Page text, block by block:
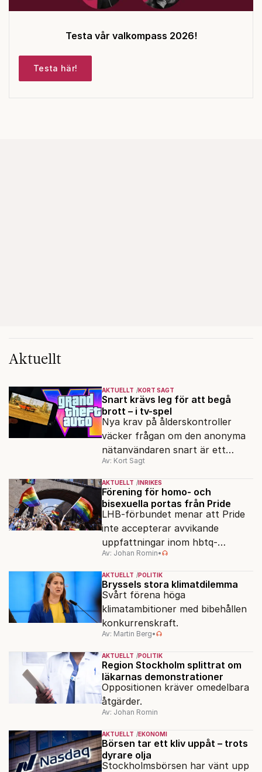
Testa vår valkompass 2026!
Testa här!
Aktuellt
AKTUELLT KORT SAGT
Snart krävs leg för att begå
brott – i tv-spel
Nya krav på ålderskontroller
väcker frågan om den anonyma
nätanvändaren snart är ett
minne blott.
Av: Kort Sagt
AKTUELLT INRIKES
Förening för homo- och
bisexuella portas från Pride
LHB-förbundet menar att Pride
inte accepterar avvikande
uppfattningar inom hbtq-
rörelsen. "Vi har inga problem
med transpersoner", säger
ordföranden Linn Saarinen.
Av: Johan Romin•
AKTUELLT POLITIK
Bryssels stora klimatdilemma
Svårt förena höga
klimatambitioner med bibehållen
konkurrenskraft.
Av: Martin Berg•
AKTUELLT POLITIK
Region Stockholm splittrat om
läkarnas demonstrationer
Oppositionen kräver omedelbara
åtgärder.
Av: Johan Romin
AKTUELLT EKONOMI
Börsen tar ett kliv uppåt – trots
dyrare olja
Stockholmsbörsen har vänt upp